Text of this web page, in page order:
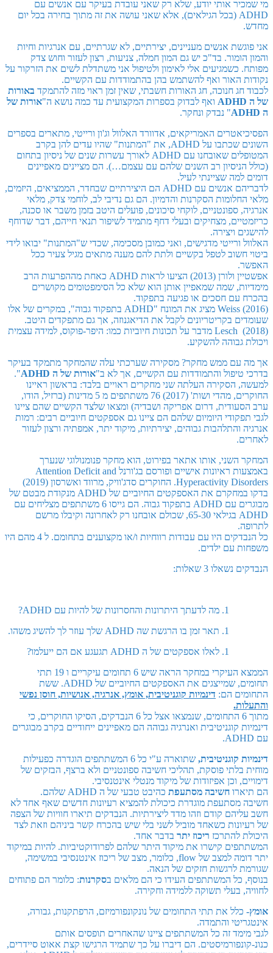
מי שמכיר אותי יודע, שלא רק שאני עובדת בעיקר עם אנשים עם
ADHD (בכל הגילאים), אלא שאני עושה את זה מתוך בחירה בכל יום
מחדש.
אני פוגשת אנשים מעניינים, יצירתיים, לא שגרתיים, עם אנרגיות וחיות
והמון הומור. בד"כ יש גם המון חמלה, צניעות, רצון לעזור וחוש צדק
מפותח. כשמגיעים אלי לאימון ולטיפול אני משתדלת לשים את הזרקור על
נקודות האור ואף להשתמש בהן בהתמודדות עם הקשיים.
לכבוד חג חנוכה, חג האורות חשבתי, שאין זמן ראוי מזה להתמקד באורות
של ה ADHD ואף לבדוק בספרות המקצועית עד כמה נושא ה"אורות של
ה ADHD" נבדק ונחקר.
הפסיכיאטרים האמריקאים, אדוורד האלוול וג'ון ורייטי, מתארים בספרים
השונים שכתבו על ADHD, את "המתנות" שהיו עדים להן בקרב
המטופלים שאובחנו עם ADHD לאורך עשרות שנים של ניסיון בתחום
(כולל הניסיון רב השנים שלהם עם עצמם…). הם מציינים מאפיינים
דומים למה שציינתי לעיל.
לדבריהם אנשים עם ADHD הם היצירתיים שבחדר, הממציאים, היזמים,
מלאי החלומות הסקרנות והדמיון. הם גם נדיבי לב, לוחמי צדק, מלאי
אנרגיה, ספונטניים, לוקחי סיכונים, פועלים היטב בזמן משבר או סכנה,
כריזמטיים, מצחיקים ובעלי דחף מתמיד לשיפור תנאי חייהם, דבר שדוחף
להישגים ויצירה.
האלוול ורייטי מדגישים, ואני כמובן מסכימה, שכדי ש"המתנות" יבואו לידי
ביטוי חשוב לטפל בקשיים ולתת להם מענה מתאים מגיל צעיר ככל
האפשר.
אפשטיין ולורן (2013) הציעו לראות
ADHD כאחת מההפרעות הרב
מימדיות, שמה שמאפיין אותן הוא שלא כל הסימפטומים מקושרים
בהכרח עם חסכים או פגיעה בתפקוד.
Weiss (2016) מציג את המונח "ADHD בתפקוד גבוה", במקרים של אלו
שעומדים בקריטריונים לקבל את הדיאגנוזה, אך גם מתפקדים היטב.
Lesch (2018) מדבר על תכונות חיוביות כמו: היפר-פוקוס, למידה עצמית
ויכולת גבוהה להשקיע.
אך מה עם ממש מחקר? מסקירה שערכתי עלה שהמחקר מתמקד בעיקר
בדרכי טיפול והתמודדות עם הקשיים, אך לא ב"אורות של ה ADHD
".
למעשה, הסקירה העלתה שני מחקרים ראויים בלבד: בראשון ראיינו
החוקרים, מהדי ושות' (2017) 76 משתתפים מ 5 מדינות (ברזיל, הודו,
ערב הסעודית, דרום אפריקה ושבדיה) ומצאו שלצד הקשיים שהם ציינו
לגבי תפקודי היומיום שלהם הם ציינו גם אספקטים חיוביים רבים: רמות
אנרגיה והתלהבות גבוהים, יצירתיות, מיקוד יתר, אמפתיה ורצון לעזור
לאחרים.
המחקר השני, אותו אתאר בפירוט, הוא מחקר פנומנולוגי שנערך
באמצעות ראיונות אישיים ופורסם בג'ורנל Attention Deficit and
Hyperactivity Disorders. החוקרים סדג'וויק, מרווד ואשרסון (2019)
בדקו במחקרם את האספקטים החיוביים של ADHD מנקודת מבטם של
מבוגרים עם ADHD בתפקוד גבוה. הם גייסו 6 משתתפים מצליחים עם
ADHD בגילאי 65-30, שכולם אובחנו רק לאחרונה וקיבלו מרשם
לתרופה.
כל הנבדקים היו עם עבודות רווחיות ו/או מקצוענים בתחומם. ל 4 מהם היו
משפחות עם ילדים.
הנבדקים נשאלו 3 שאלות:
מה לדעתך היתרונות והחסרונות של להיות עם ADHD?
תאר זמן בו הרגשת שה ADHD שלך עוזר לך להשיג משהו.
לאלו אספקטים של ה ADHD תגעגע אם הם ייעלמו?
הממצא העיקרי במחקר הראה שיש 6 תחומים עיקריים ו 19 תתי
תחומים, שמייצגים את האספקטים החיוביים של ADHD. ששת
התחומים הם: דינמיות קוגניטיבית, אומץ, אנרגיה, אנושיות, חוסן נפשי
והתעלות.
מתוך 6 התחומים, שנמצאו אצל כל 6 הנבדקים, הסיקו החוקרים, כי
דינמיות קוגניטיבית ואנרגיה גבוהה הם מאפיינים ייחודיים בקרב מבוגרים
עם ADHD.
דינמיות קוגניטיבית,
שתוארה ע"י כל 6 המשתתפים הוגדרה כפעילות
מוחית בלתי פוסקת, תהליכי חשיבה ספונטניים ולא ברצף, הבזקים של
דימויים, וכן אפיזודות של מיקוד מנטלי אינטנסיבי.
הם תיארו חשיבה מסתעפת כהיבט טבעי של ה ADHD שלהם.
חשיבה מסתעפת מוגדרת כיכולת להמציא רעיונות חדשים שאף אחד לא
חשב עליהם קודם וזהו מדד ליצירתיות. הנבדקים תיארו חוויות של הצפה
של רעיונות כשאחד מוביל לשני בלי שיש בהכרח קשר ביניהם וזאת לצד
היכולת להתרכז ריכוז יתר בדבר אחד.
המשתתפים קישרו את מיקוד היתר שלהם לפרודוקטיביות. להיות במיקוד
יתר דומה למצב של flow, כלומר, מצב של ריכוז אינטנסיבי במשימה,
שגורמת לרגשות חזקים של הנאה.
בנוסף, כל המשתתפים העידו כי הם מלאים בסקרנות: כלומר הם פתוחים
לחוויה, בעלי תשוקה ללמידה וחקירה.
אומץ- כלל את תתי התחומים של נונקונפורמיזם, הרפתקנות, גבורה,
אינטגריטי והתמדה.
לגבי מימד זה כל המשתתפים ציינו שהאחרים תופסים אותם
כנונ-קונפורמיסטים. הם דיברו על כך שתמיד הרגישו קצת אאוט סיידרים,